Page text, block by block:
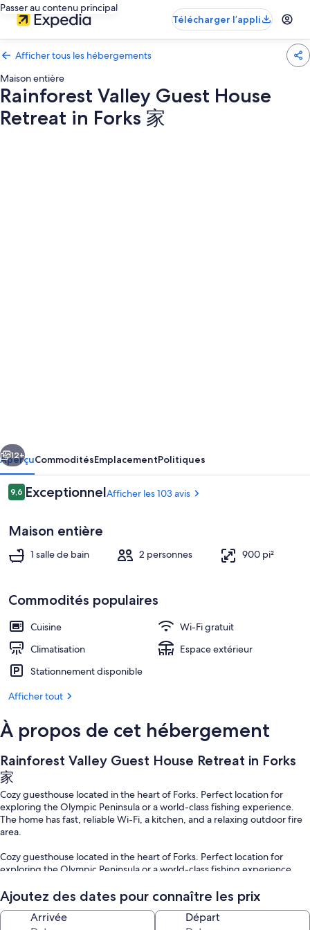
Passer au contenu principal
Télécharger l’appli
Afficher tous les hébergements
Maison entière
Rainforest Valley Guest House
Retreat in Forks 家
House
Retreat
in
家
Terrain de l’hébergement
Suivant
12+
AperçuCommoditésEmplacementPolitiques
Avis
9,69,6 sur 10 –
ExceptionnelAfficher les 103 avis
Maison entière
1 salle de bain 2 personnes 900 pi²
Commodités populaires
Cuisine
Wi-Fi gratuit
Climatisation
Espace extérieur
Stationnement disponible
Afficher tout
À propos de cet hébergement
Rainforest Valley Guest House Retreat in Forks
家
Cozy guesthouse located in the heart of Forks. Perfect location for
exploring the Olympic Peninsula or a world-class fishing experience.
The home has fast, reliable Wi-Fi, a kitchen, and a relaxing outdoor fire
area.
Cozy guesthouse located in the heart of Forks. Perfect location for
exploring the Olympic Peninsula or a world-class fishing experience.
area.
Guests may park in the gravel driveway in front of the house. If
Ajoutez des dates pour connaître les prix
Arrivée Départ